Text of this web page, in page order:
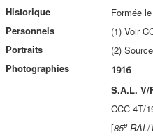
Historique
Personnels
Portraits
Photographies
Formée
(1) Voir
(2)
1916
S.A.L. V/
CCC 4T/
[85e RAL/